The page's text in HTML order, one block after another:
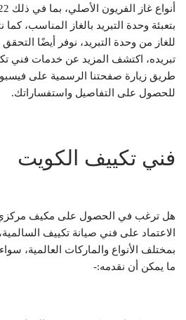
بتعبئة وحدة التبريد بالغاز المناسب،
للغاز من وحدة التبريد، نوفر أيضًا
تبريده، اكتشف المزيد عن خدمات فني
طريق زيارة صفحتنا الرسمية على
للحصول على التفاصيل واستفساراتك.
فني تكييف الكويت
هل ترغب في الحصول على مكيف مركزي
الاعتماد على فني صيانة تكييف
بمختلف الأنواع والماركات العالمية،
ما يمكن أن نقدمه:-